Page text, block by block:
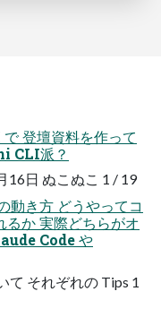
登壇資料を作って
CLI派？
16日 ぬこぬこ 1 / 19
動き方 どうやってコ
るか 実際どちらがオ
Code や
て それぞれの Tips 1